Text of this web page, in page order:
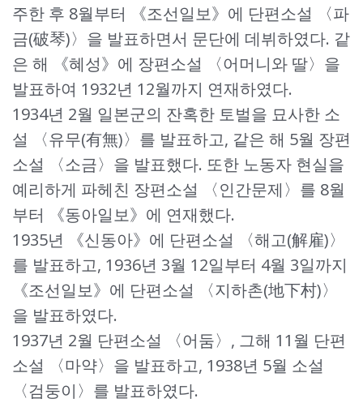
주한 후 8월부터 《조선일보》에 단편소설 〈파
금(破琴)〉을 발표하면서 문단에 데뷔하였다. 같
은 해 《혜성》에 장편소설 〈어머니와 딸〉을
발표하여 1932년 12월까지 연재하였다.
1934년 2월 일본군의 잔혹한 토벌을 묘사한 소
설 〈유무(有無)〉를 발표하고, 같은 해 5월 장편
소설 〈소금〉을 발표했다. 또한 노동자 현실을
예리하게 파헤친 장편소설 〈인간문제〉를 8월
부터 《동아일보》에 연재했다.
1935년 《신동아》에 단편소설 〈해고(解雇)〉
를 발표하고, 1936년 3월 12일부터 4월 3일까지
《조선일보》에 단편소설 〈지하촌(地下村)〉
을 발표하였다.
1937년 2월 단편소설 〈어둠〉, 그해 11월 단편
소설 〈마약〉을 발표하고, 1938년 5월 소설
〈검둥이〉를 발표하였다.